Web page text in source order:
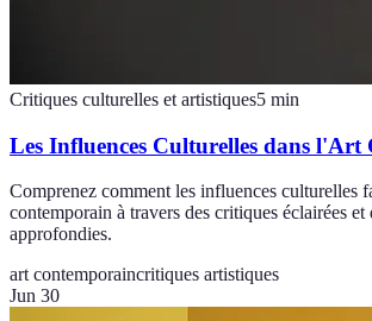
Critiques culturelles et artistiques5 min
Les Influences Culturelles dans l'Art
Comprenez comment les influences culturelles
contemporain à travers des critiques éclairées et
approfondies.
art contemporaincritiques artistiques
Jun 30